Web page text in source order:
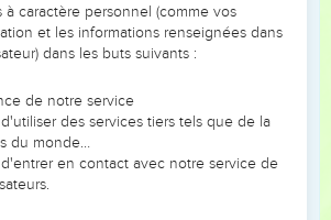
entrer par les portes de cette ville,
et des chevaux, ainsi que leurs princes,
de Jérusalem, et cette ville
habitée.
villes de Juda et des environs de
de Benjamin, de la plaine, de la
entreront pour offrir des holocaustes et
caractère personnel (comme vos
et les informations renseignées dans
dans les buts suivants :
de notre service
des services tiers tels que de la
du monde…
en contact avec notre service de